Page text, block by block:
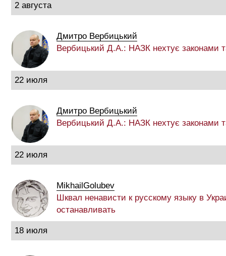
2 августа
Дмитро Вербицький
Вербицький Д.А.: НАЗК нехтує законами
22 июля
Дмитро Вербицький
Вербицький Д.А.: НАЗК нехтує законами
22 июля
MikhailGolubev
Шквал ненависти к русскому языку в
останавливать
18 июля